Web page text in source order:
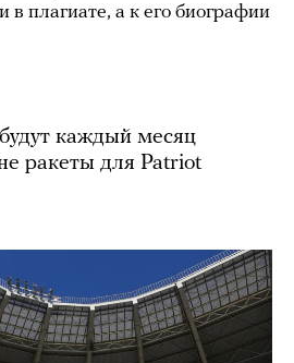
в плагиате, а к его биографии
каждый месяц
ракеты для Patriot